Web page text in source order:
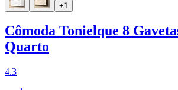
+1
Cômoda Tonielque 8
Quarto
4.3